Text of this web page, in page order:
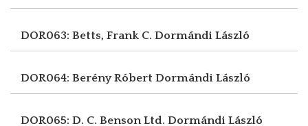
DOR063: Betts, Frank C. Dormándi László
DOR064: Berény Róbert Dormándi László
DOR065: D. C. Benson Ltd. Dormándi László